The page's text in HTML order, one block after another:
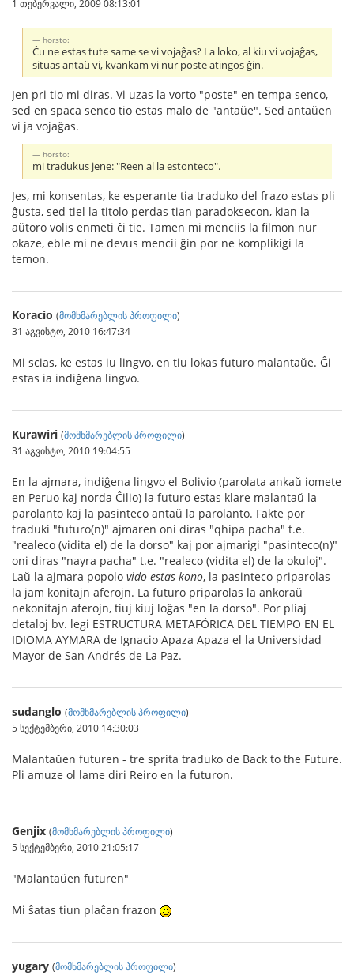
1 თებერვალი, 2009 08:13:01
horsto:
Ĉu ne estas tute same se vi vojaĝas? La loko, al kiu vi vojaĝas,
situas antaŭ vi, kvankam vi nur poste atingos ĝin.
Jen pri tio mi diras. Vi uzas la vorto "poste" en tempa senco,
sed en spaca senco tio estas malo de "antaŭe". Sed antaŭen
vi ja vojaĝas.
horsto:
mi tradukus jene: "Reen al la estonteco".
Jes, mi konsentas, ke esperante tia traduko del frazo estas pli
ĝusta, sed tiel la titolo perdas tian paradoksecon, kian la
aŭtoro volis enmeti ĉi tie. Tamen mi menciis la filmon nur
okaze, eble mi ne devus mencii ĝin por ne komplikigi la
temon.
Koracio (მომხმარებლის პროფილი)
31 აგვისტო, 2010 16:47:34
Mi scias, ke estas iu lingvo, en tiu lokas futuro malantaŭe. Ĝi
estas ia indiĝena lingvo.
Kurawiri (მომხმარებლის პროფილი)
31 აგვისტო, 2010 19:04:55
En la ajmara, indiĝena lingvo el Bolivio (parolata ankaŭ iomete
en Peruo kaj norda Ĉilio) la futuro estas klare malantaŭ la
parolanto kaj la pasinteco antaŭ la parolanto. Fakte por
traduki "futuro(n)" ajmaren oni diras "qhipa pacha" t.e.
"realeco (vidita el) de la dorso" kaj por ajmarigi "pasinteco(n)"
oni diras "nayra pacha" t.e. "realeco (vidita el) de la okuloj".
Laŭ la ajmara popolo vido estas kono, la pasinteco priparolas
la jam konitajn aferojn. La futuro priparolas la ankoraŭ
nekonitajn aferojn, tiuj kiuj loĝas "en la dorso". Por pliaj
detaloj bv. legi ESTRUCTURA METAFÓRICA DEL TIEMPO EN EL
IDIOMA AYMARA de Ignacio Apaza Apaza el la Universidad
Mayor de San Andrés de La Paz.
sudanglo (მომხმარებლის პროფილი)
5 სექტემბერი, 2010 14:30:03
Malantaŭen futuren - tre sprita traduko de Back to the Future.
Pli amuze ol lame diri Reiro en la futuron.
Genjix (მომხმარებლის პროფილი)
5 სექტემბერი, 2010 21:05:17
"Malantaŭen futuren"
Mi ŝatas tiun plaĉan frazon
yugary (მომხმარებლის პროფილი)